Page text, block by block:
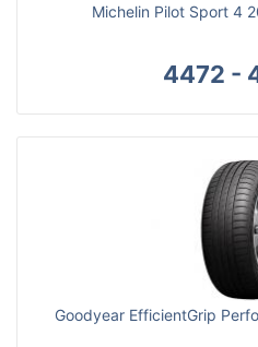
Michelin Pilot Sport 4
4472 -
Goodyear EfficientGrip